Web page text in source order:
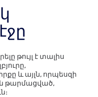
թույլ է տալիս
և այլն, որպեսզի
թարմացված,